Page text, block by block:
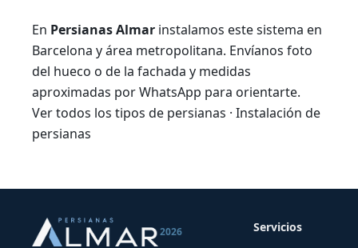
En Persianas Almar instalamos este sistema en
Barcelona y área metropolitana. Envíanos foto
del hueco o de la fachada y medidas
aproximadas por WhatsApp para orientarte.
Ver todos los tipos de persianas · Instalación de
persianas
2026
Servicios